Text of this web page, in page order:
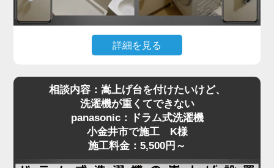
「最初はどうなるかと思ったけど、無事に入って本
当に助かりました」とお喜びいただきました。
洗濯機取り付けには、扉や壁、水栓の位置などさま
ざまな要素が関係します。搬入の難しい住宅でも対
い。プロが現場で判断し、最適な方法で確実に設置
いたします。
詳細を見る
らない」といったご相談は、ドラム式洗濯機に特に
多く見られます。今回、小金井市で施工させていた
だいたN様のご自宅もまさにそのケースでした。購
入されたのはTOSHIBAのドラム式洗濯機。設置ス
ペースには洗濯パンがありましたが、既設の蛇口
相談内容：嵩上げ台を付けたいけど、
洗濯機が重くてできない
panasonic：ドラム式洗濯機
小金井市で施工 K様
施工料金：5,500円～